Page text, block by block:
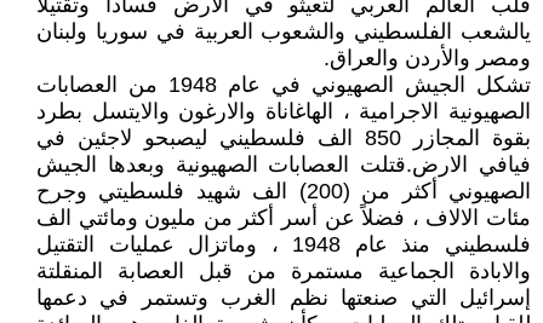
قلب العالم العربي لتعيثو في الارض فساداً وتقتيلاً
يالشعب الفلسطيني والشعوب العربية في سوريا ولبنان
ومصر والأردن والعراق.
تشكل الجيش الصهيوني في عام 1948 من العصابات
الصهيونية الاجرامية ، الهاغاناة والارغون والايتسل بطرد
بقوة المجازر 850 الف فلسطيني ليصبحو لاجئين في
فيافي الارض.قتلت العصابات الصهيونية وبعدها الجيش
الصهيوني أكثر من (200) الف شهيد فلسطيتي وجرح
مئات الالاف ، فضلاً عن أسر أكثر من مليون ومائتي الف
فلسطيني منذ عام 1948 ، وماتزال عمليات التقتيل
والابادة الجماعية مستمرة من قبل العصابة المنقلتة
إسرائيل التي صنعتها نظم الغرب وتستمر في دعمها